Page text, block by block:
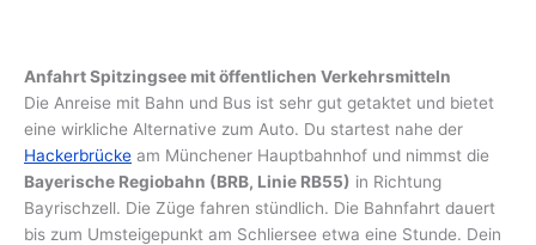
Anfahrt Spitzingsee mit öffentlichen Verkehrsmitteln
Die Anreise mit Bahn und Bus ist sehr gut getaktet und bietet
eine wirkliche Alternative zum Auto. Du startest nahe der
Hackerbrücke am Münchener Hauptbahnhof und nimmst die
Bayerische Regiobahn (BRB, Linie RB55) in Richtung
Bayrischzell. Die Züge fahren stündlich. Die Bahnfahrt dauert
bis zum Umsteigepunkt am Schliersee etwa eine Stunde. Dein